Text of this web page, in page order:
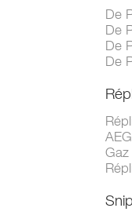
De
De
De
De